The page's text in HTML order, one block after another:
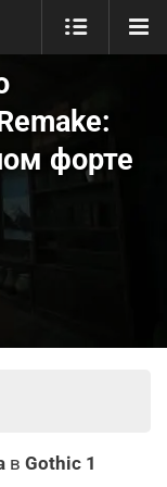
форте
в Gothic 1